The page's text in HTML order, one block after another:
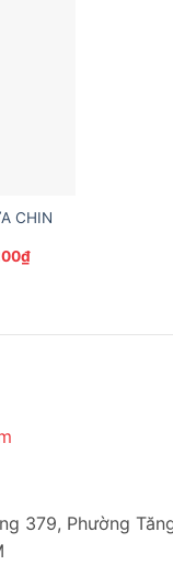
CHIN
₫Giá
hiện
379, Phường